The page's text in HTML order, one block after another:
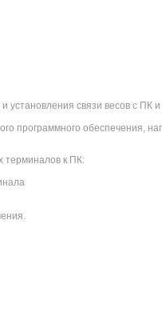
связи весов с
программного обеспечения,
терминалов к ПК: